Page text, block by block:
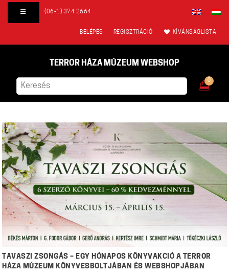
(06-1) 374 2664
BELÉPÉS REGISZTRÁCIÓ KÍVÁNSÁGLISTA
TERROR HÁZA MÚZEUM WEBSHOP
0
TAVASZI ZSONGÁS – EGY HÓNAPOS KÖNYVAKCIÓ A TERROR
HÁZA MÚZEUM KÖNYVESBOLTJÁBAN ÉS WEBSHOPJÁBAN